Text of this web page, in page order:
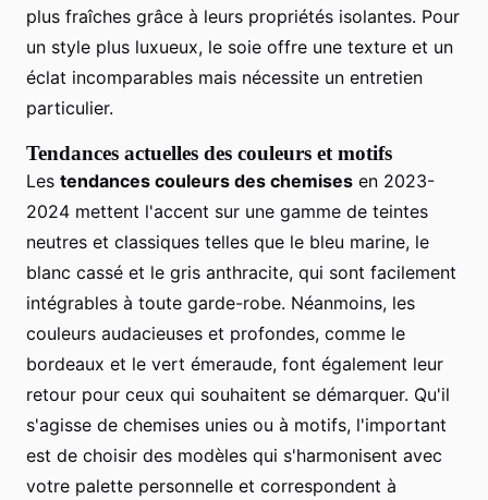
plus fraîches grâce à leurs propriétés isolantes. Pour
un style plus luxueux, le soie offre une texture et un
éclat incomparables mais nécessite un entretien
particulier.
Tendances actuelles des couleurs et motifs
Les tendances couleurs des chemises en 2023-
2024 mettent l'accent sur une gamme de teintes
neutres et classiques telles que le bleu marine, le
blanc cassé et le gris anthracite, qui sont facilement
intégrables à toute garde-robe. Néanmoins, les
couleurs audacieuses et profondes, comme le
bordeaux et le vert émeraude, font également leur
retour pour ceux qui souhaitent se démarquer. Qu'il
s'agisse de chemises unies ou à motifs, l'important
est de choisir des modèles qui s'harmonisent avec
votre palette personnelle et correspondent à